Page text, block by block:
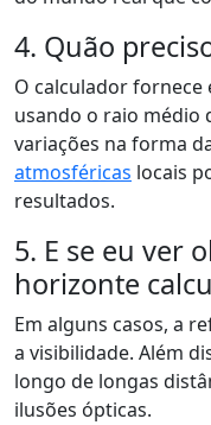
4. Quão
O calculador fornece
usando o raio médio
variações na forma
atmosféricas locais
resultados.
5. E se eu ver
horizonte
Em alguns casos, a
a visibilidade. Além
longo de longas
ilusões ópticas.